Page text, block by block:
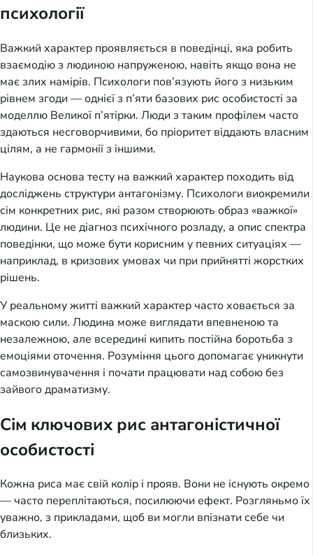
психології
Важкий характер проявляється в поведінці, яка робить
взаємодію з людиною напруженою, навіть якщо вона не
має злих намірів. Психологи пов’язують його з низьким
рівнем згоди — однієї з п’яти базових рис особистості за
моделлю Великої п’ятірки. Люди з таким профілем часто
здаються несговорчивими, бо пріоритет віддають власним
цілям, а не гармонії з іншими.
Наукова основа тесту на важкий характер походить від
досліджень структури антагонізму. Психологи виокремили
сім конкретних рис, які разом створюють образ «важкої»
людини. Це не діагноз психічного розладу, а опис спектра
поведінки, що може бути корисним у певних ситуаціях —
наприклад, в кризових умовах чи при прийнятті жорстких
рішень.
У реальному житті важкий характер часто ховається за
маскою сили. Людина може виглядати впевненою та
незалежною, але всередині кипить постійна боротьба з
емоціями оточення. Розуміння цього допомагає уникнути
самозвинувачення і почати працювати над собою без
зайвого драматизму.
Сім ключових рис антагоністичної
особистості
Кожна риса має свій колір і прояв. Вони не існують окремо
— часто переплітаються, посилюючи ефект. Розгляньмо їх
уважно, з прикладами, щоб ви могли впізнати себе чи
близьких.